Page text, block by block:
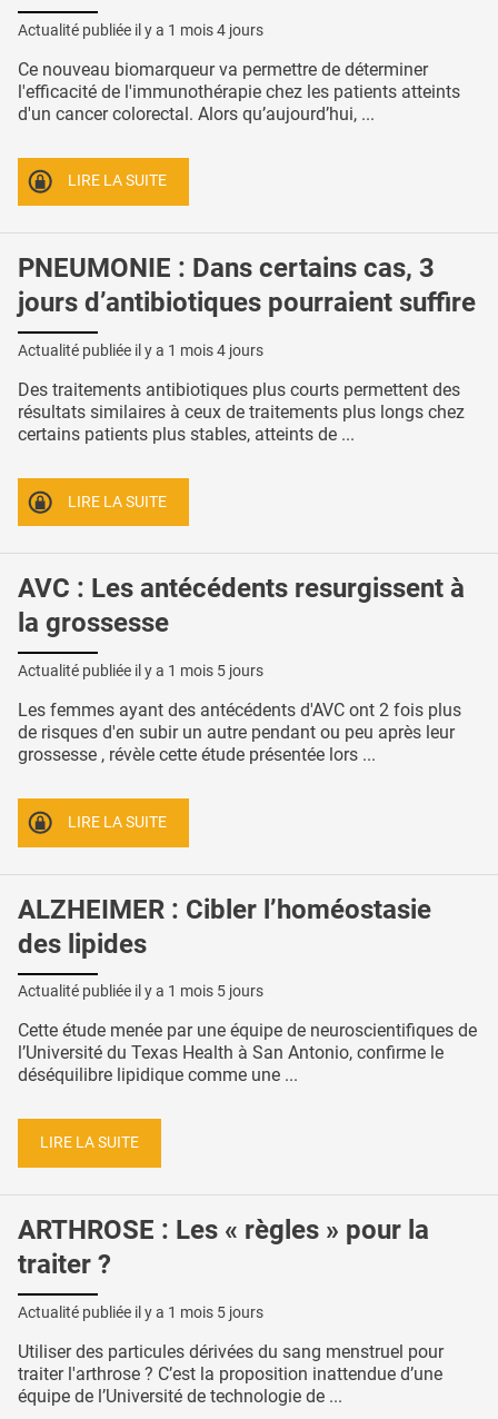
Actualité publiée il y a 1 mois 4 jours
Ce nouveau biomarqueur va permettre de déterminer
l'efficacité de l'immunothérapie chez les patients atteints
d'un cancer colorectal. Alors qu’aujourd’hui, ...
LIRE LA SUITE
PNEUMONIE : Dans certains cas, 3
jours d’antibiotiques pourraient suffire
Actualité publiée il y a 1 mois 4 jours
Des traitements antibiotiques plus courts permettent des
résultats similaires à ceux de traitements plus longs chez
certains patients plus stables, atteints de ...
LIRE LA SUITE
AVC : Les antécédents resurgissent à
la grossesse
Actualité publiée il y a 1 mois 5 jours
Les femmes ayant des antécédents d'AVC ont 2 fois plus
de risques d'en subir un autre pendant ou peu après leur
grossesse , révèle cette étude présentée lors ...
LIRE LA SUITE
ALZHEIMER : Cibler l’homéostasie
des lipides
Actualité publiée il y a 1 mois 5 jours
Cette étude menée par une équipe de neuroscientifiques de
l’Université du Texas Health à San Antonio, confirme le
déséquilibre lipidique comme une ...
LIRE LA SUITE
ARTHROSE : Les « règles » pour la
traiter ?
Actualité publiée il y a 1 mois 5 jours
Utiliser des particules dérivées du sang menstruel pour
traiter l'arthrose ? C’est la proposition inattendue d’une
équipe de l’Université de technologie de ...